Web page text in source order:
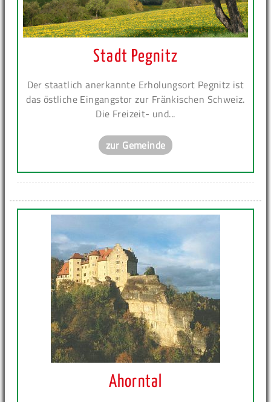
Stadt Pegnitz
Der staatlich anerkannte Erholungsort Pegnitz ist
das östliche Eingangstor zur Fränkischen Schweiz.
Die Freizeit- und...
zur Gemeinde
Ahorntal